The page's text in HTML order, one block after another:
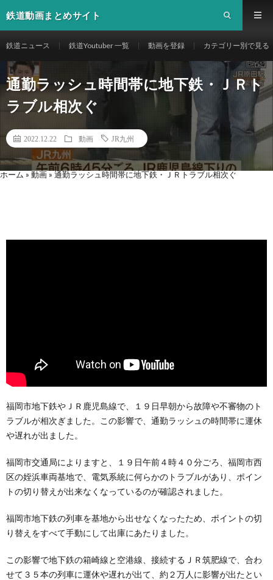
鉄道動画まとめサイト
鉄道ニュース 鉄道Youtuber 一覧 動画を登録 カテゴリー別で見る
通勤ラッシュ時間帯に地下鉄・ＪＲト
ラブル相次ぐ
2022.12.22 動画 JR九州
ホーム » 動画 » 通勤ラッシュ時間帯に地下鉄・ＪＲトラブル相次ぐ
福岡市地下鉄やＪＲ鹿児島線で、１９日早朝から故障や不審物のト
ラブルが相次ぎました。この影響で、通勤ラッシュの時間帯に運休
や遅れが出ました。
福岡市交通局によりますと、１９日午前４時４０分ごろ、福岡市西
区の姪浜車両基地で、電気系統に何らかのトラブルがあり、ポイン
トの切り替えが出来なくなっているのが確認されました。
福岡市地下鉄の列車を基地から出せなくなったため、ポイントの切
り替えをすべて手動にして出庫にあたりました。
この影響で地下鉄の箱崎線と空港線、接続するＪＲ筑肥線で、合わ
せて３５本の列車に運休や遅れが出て、約２万人に影響が出たとい